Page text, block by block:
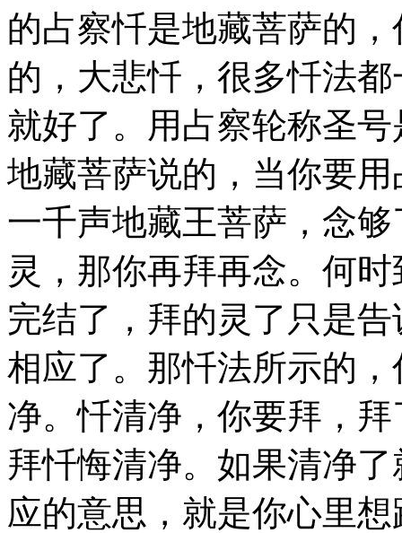
的占察忏是地藏菩萨的
的，大悲忏，很多忏法
就好了。用占察轮称圣
地藏菩萨说的，当你要
一千声地藏王菩萨，念
灵，那你再拜再念。何
完结了，拜的灵了只是
相应了。那忏法所示的
净。忏清净，你要拜，
拜忏悔清净。如果清净
应的意思，就是你心里